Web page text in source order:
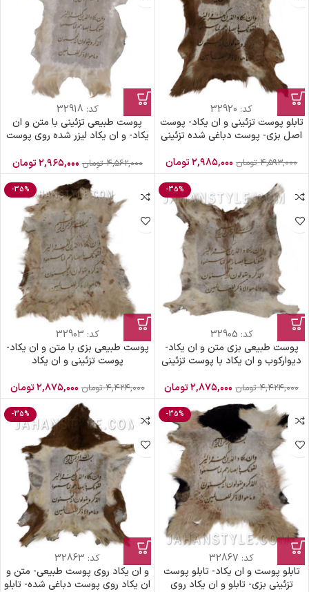
کد: 32920
تابلو پوست تزئینی و ان یکاد- پوست
اصل بزی- پوست دباغی شده تزئینی
۴,۵۹۳,۰۰۰ تومان ۲,۹۸۵,۰۰۰تومان
کد: 32918
پوست طبیعی تزئینی با متن و ان
یکاد- و ان یکاد لیزر شده روی پوست
۴,۵۶۲,۰۰۰ تومان ۲,۹۶۵,۰۰۰تومان
-35%
کد: 32905
پوست طبیعی بزی متن و ان یکاد-
دیوارکوب و ان یکاد با پوست تزئینی
۴,۴۲۴,۰۰۰ تومان ۲,۸۷۵,۰۰۰تومان
-35%
کد: 32903
پوست طبیعی بزی با متن و ان یکاد-
پوست تزئینی و ان یکاد
۴,۴۲۴,۰۰۰ تومان ۲,۸۷۵,۰۰۰تومان
-35%
کد: 32867
تابلو پوست و ان یکاد- تابلو پوست
تزئینی بزی- تابلو و ان یکاد روی
-35%
کد: 32863
و ان یکاد روی پوست طبیعی- متن و
ان یکاد روی پوست دباغی شده- تابلو